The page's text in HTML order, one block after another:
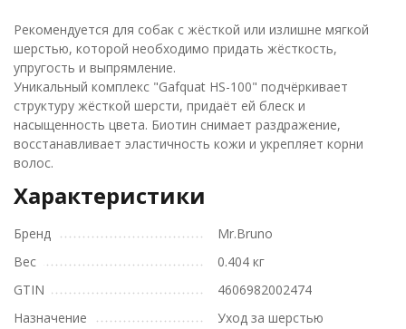
Рекомендуется для собак с жёсткой или излишне мягкой
шерстью, которой необходимо придать жёсткость,
упругость и выпрямление.
Уникальный комплекс "Gafquat HS-100" подчёркивает
структуру жёсткой шерсти, придаёт ей блеск и
насыщенность цвета. Биотин снимает раздражение,
восстанавливает эластичность кожи и укрепляет корни
волос.
Характеристики
Бренд
Mr.Bruno
Вес
0.404 кг
GTIN
4606982002474
Назначение
Уход за шерстью